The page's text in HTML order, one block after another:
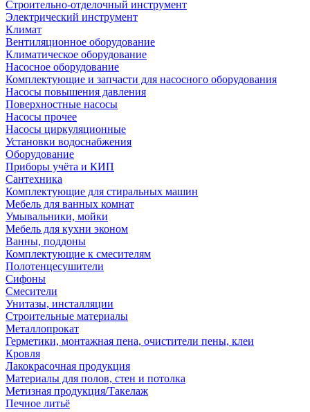
Строительно-отделочный инструмент
Электрический инструмент
Климат
Вентиляционное оборудование
Климатическое оборудование
Насосное оборудование
Комплектующие и запчасти для насосного оборудования
Насосы повышения давления
Поверхностные насосы
Насосы прочее
Насосы циркуляционные
Установки водоснабжения
Оборудование
Приборы учёта и КИП
Сантехника
Комплектующие для стиральных машин
Мебель для ванных комнат
Умывальники, мойки
Мебель для кухни эконом
Ванны, поддоны
Комплектующие к смесителям
Полотенцесушители
Сифоны
Смесители
Унитазы, инсталляции
Строительные материалы
Металлопрокат
Герметики, монтажная пена, очистители пены, клеи
Кровля
Лакокрасочная продукция
Материалы для полов, стен и потолка
Метизная продукция/Такелаж
Печное литьё